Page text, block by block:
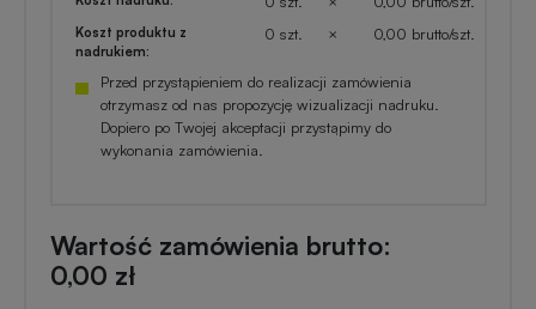
Koszt produktu z
nadrukiem:
0 szt. × 0,00 brutto/szt.
Przed przystąpieniem do realizacji zamówienia
otrzymasz od nas propozycję wizualizacji nadruku.
Dopiero po Twojej akceptacji przystąpimy do
wykonania zamówienia.
Wartość zamówienia brutto:
0,00 zł